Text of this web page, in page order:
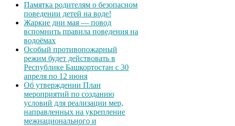
Памятка родителям о безопасном
поведении детей на воде!
Жаркие дни мая — повод
вспомнить правила поведения на
водоёмах
Особый противопожарный
режим будет действовать в
Республике Башкортостан с 30
апреля по 12 июня
Об утверждении План
мероприятий по созданию
условий для реализации мер,
направленных на укрепление
межнационального и